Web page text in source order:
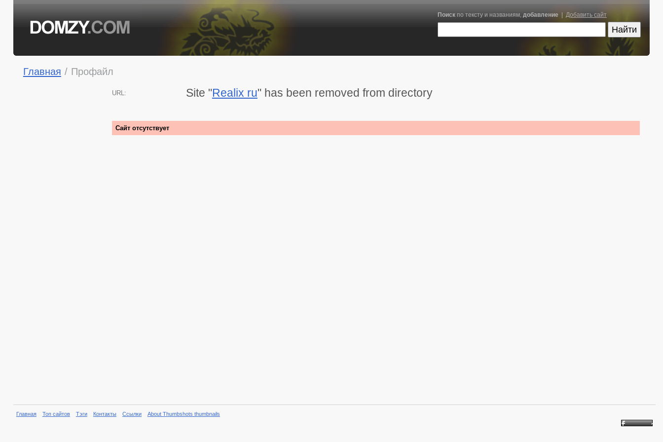
Поискпо тексту и названиям, добавление| Добавить сайт
Главная / Профайл
URL: Site "Realix ru" has been removed from directory
Сайт отсутствует
Главная Топ сайтов Тэги Контакты Ссылки About Thumbshots thumbnails